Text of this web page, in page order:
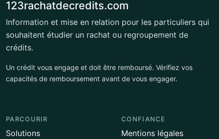
123rachatdecredits.com
Information et mise en relation pour les particuliers qui
souhaitent étudier un rachat ou regroupement de
crédits.
Un crédit vous engage et doit être remboursé. Vérifiez vos
capacités de remboursement avant de vous engager.
PARCOURIR
Solutions
CONFIANCE
Mentions légales